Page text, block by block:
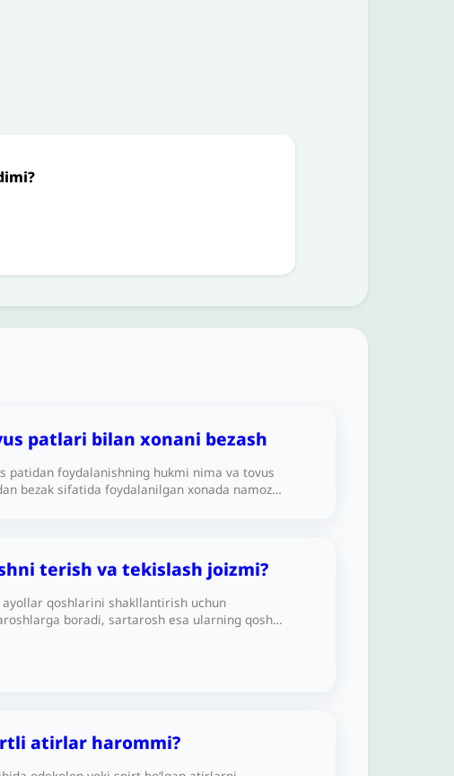
patlari bilan xonani bezash
patidan foydalanishning hukmi nima va tovus
bezak sifatida foydalanilgan xonada namoz
terish va tekislash joizmi?
ayollar qoshlarini shakllantirish uchun
boradi, sartarosh esa ularning qosh
atirlar harommi?